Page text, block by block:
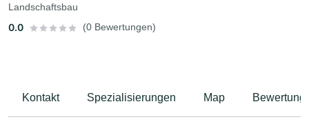
Landschaftsbau
0.0 (0 Bewertungen)
Kontakt Spezialisierungen Map